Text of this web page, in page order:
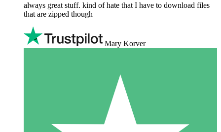
always great stuff. kind of hate that I have to download files
that are zipped though
Mary Korver